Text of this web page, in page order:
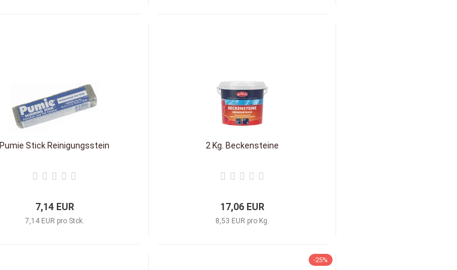
Pumie Stick Reinigungsstein
7,14 EUR
7,14 EUR pro Stck.
2 Kg. Beckensteine
17,06 EUR
8,53 EUR pro Kg.
-25%